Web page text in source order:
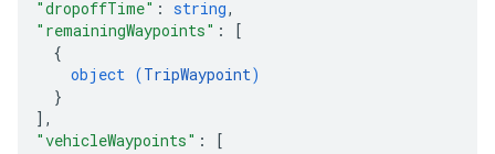
"dropoffTime" : string,
"remainingWaypoints" :
[
{
object (TripWaypoint)
}
] ,
"vehicleWaypoints" :
[